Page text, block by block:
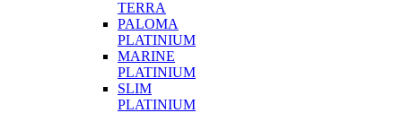
TERRA
PALOMA
PLATINIUM
MARINE
PLATINIUM
SLIM
PLATINIUM